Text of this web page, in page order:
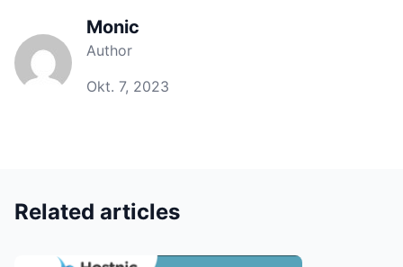
Monic
Author
Okt. 7, 2023
Related articles